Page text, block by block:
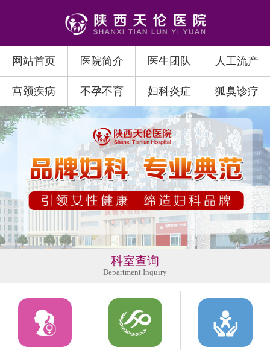
网站首页 医院简介 医生团队 人工流产
宫颈疾病 不孕不育 妇科炎症 狐臭诊疗
科室查询
Department Inquiry